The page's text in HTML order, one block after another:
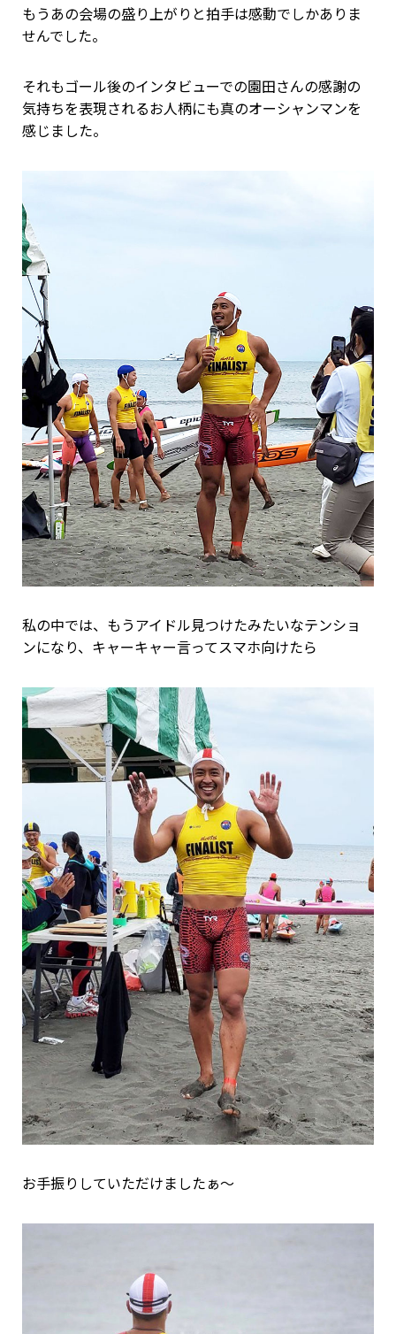
もうあの会場の盛り上がりと拍手は感動でしかありま
せんでした。
それもゴール後のインタビューでの園田さんの感謝の
気持ちを表現されるお人柄にも真のオーシャンマンを
感じました。
私の中では、もうアイドル見つけたみたいなテンショ
ンになり、キャーキャー言ってスマホ向けたら
お手振りしていただけましたぁ～